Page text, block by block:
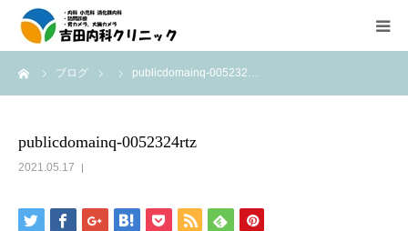
ブログ publicdomainq-005232…
publicdomainq-0052324rtz
2021.05.17
診療所紹介